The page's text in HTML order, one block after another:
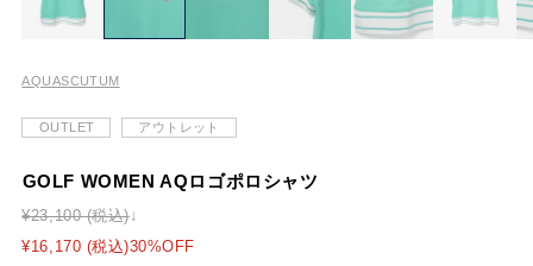
AQUASCUTUM
OUTLET アウトレット
GOLF WOMEN AQロゴポロシャツ
¥23,100 (税込)
¥16,170 (税込)30%OFF